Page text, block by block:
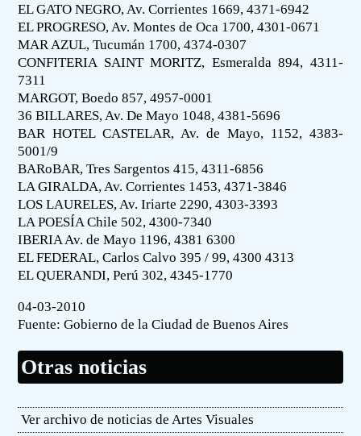
EL GATO NEGRO, Av. Corrientes 1669, 4371-6942
EL PROGRESO, Av. Montes de Oca 1700, 4301-0671
MAR AZUL, Tucumán 1700, 4374-0307
CONFITERIA SAINT MORITZ, Esmeralda 894, 4311-
7311
MARGOT, Boedo 857, 4957-0001
36 BILLARES, Av. De Mayo 1048, 4381-5696
BAR HOTEL CASTELAR, Av. de Mayo, 1152, 4383-
5001/9
BARoBAR, Tres Sargentos 415, 4311-6856
LA GIRALDA, Av. Corrientes 1453, 4371-3846
LOS LAURELES, Av. Iriarte 2290, 4303-3393
LA POESÍA Chile 502, 4300-7340
IBERIA Av. de Mayo 1196, 4381 6300
EL FEDERAL, Carlos Calvo 395 / 99, 4300 4313
EL QUERANDI, Perú 302, 4345-1770
04-03-2010
Fuente:Gobierno de la Ciudad de Buenos Aires
Otras noticias
Ver archivo de noticias de Artes Visuales